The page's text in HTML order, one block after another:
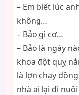
– Em biết lúc
không…
– Bảo gì cơ…
– Bảo là ngày
khoa đột quỵ
là lợn chạy
nhà ai lại đi